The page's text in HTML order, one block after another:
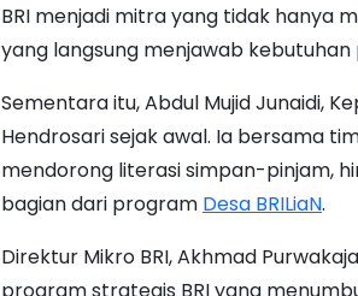
BRI menjadi mitra yang tidak hanya
yang langsung menjawab kebutuhan
Sementara itu, Abdul Mujid Junaidi,
Hendrosari sejak awal. Ia bersama
mendorong literasi simpan-pinjam,
bagian dari program Desa BRILiaN.
Direktur Mikro BRI, Akhmad
program strategis BRI yang